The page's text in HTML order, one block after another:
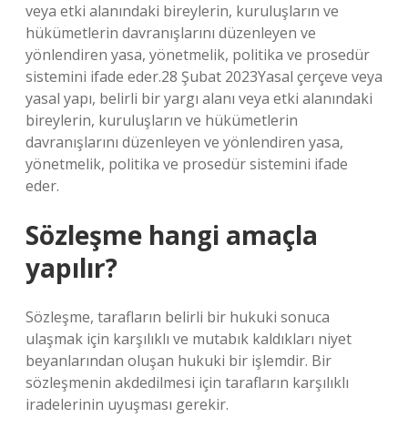
veya etki alanındaki bireylerin, kuruluşların ve
hükümetlerin davranışlarını düzenleyen ve
yönlendiren yasa, yönetmelik, politika ve prosedür
sistemini ifade eder.28 Şubat 2023Yasal çerçeve veya
yasal yapı, belirli bir yargı alanı veya etki alanındaki
bireylerin, kuruluşların ve hükümetlerin
davranışlarını düzenleyen ve yönlendiren yasa,
yönetmelik, politika ve prosedür sistemini ifade
eder.
Sözleşme hangi amaçla
yapılır?
Sözleşme, tarafların belirli bir hukuki sonuca
ulaşmak için karşılıklı ve mutabık kaldıkları niyet
beyanlarından oluşan hukuki bir işlemdir. Bir
sözleşmenin akdedilmesi için tarafların karşılıklı
iradelerinin uyuşması gerekir.